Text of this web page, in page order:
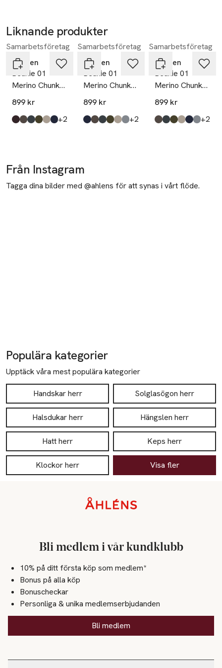
Liknande produkter
Hoppa över bildspelet
Samarbetsföretag
Stiksen
Beanie 01
Merino Chunky
Fit
899 kr
Produkten finns i färgerna:
brown,
taupe,
dark grey,
ivy,
sand,
navy, +2
Samarbetsföretag
Stiksen
Beanie 01
Merino Chunky
Fit
899 kr
Produkten finns i färgerna:
navy,
taupe,
dark grey,
ivy,
sand,
light grey, +2
Samarbetsföretag
Stiksen
Beanie 01
Merino Chunky
Fit
899 kr
Produkten finns i
taupe,
dark grey,
ivy,
sand,
navy,
light grey, +2
Från Instagram
Tagga dina bilder med @ahlens för att synas i vårt flöde.
Populära kategorier
Upptäck våra mest populära kategorier
Handskar herr Solglasögon herr
Halsdukar herr Hängslen herr
Hatt herr Keps herr
Klockor herr Visa fler
Bli medlem i vår kundklubb
10% på ditt första köp som medlem*
Bonus på alla köp
Bonuscheckar
Personliga & unika medlemserbjudanden
Bli medlem